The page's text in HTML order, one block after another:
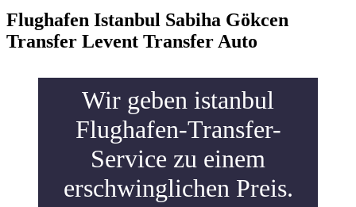
Flughafen Istanbul Sabiha Gökcen
Transfer Levent Transfer Auto
Wir geben istanbul
Flughafen-Transfer-
Service zu einem
erschwinglichen Preis.